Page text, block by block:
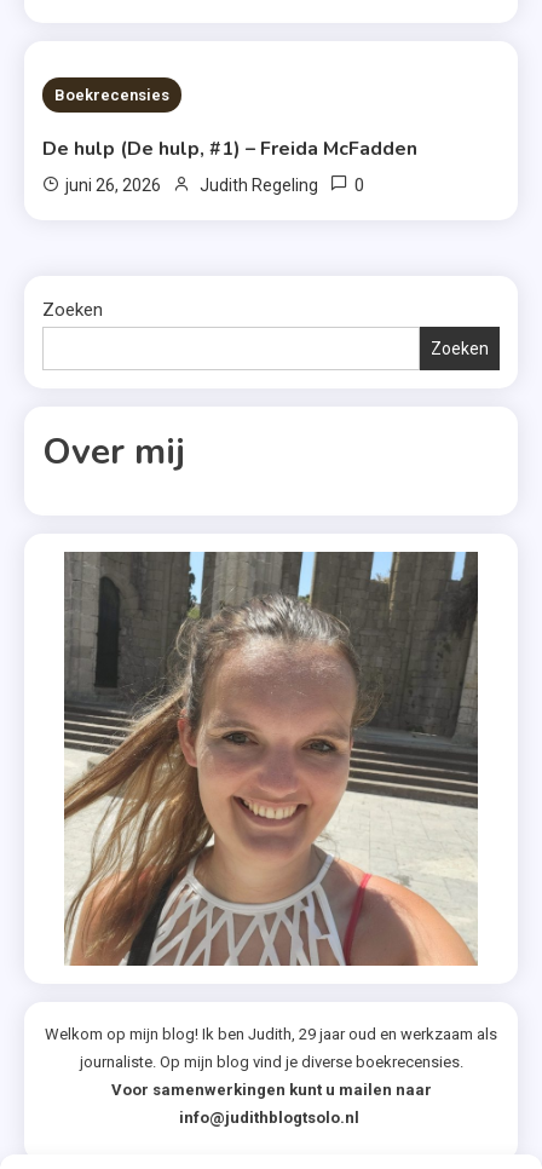
7 MINS READ
Boekrecensies
De hulp (De hulp, #1) – Freida McFadden
juni 26, 2026 Judith Regeling 0
Zoeken
Zoeken
Over mij
Welkom op mijn blog! Ik ben Judith, 29 jaar oud en werkzaam als
journaliste. Op mijn blog vind je diverse boekrecensies.
Voor samenwerkingen kunt u mailen naar
info@judithblogtsolo.nl